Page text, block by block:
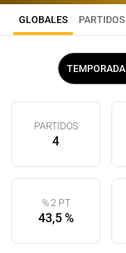
GLOBALES PARTIDOS
TEMPORADA
PARTIDOS
4
% 2 PT
43,5 %